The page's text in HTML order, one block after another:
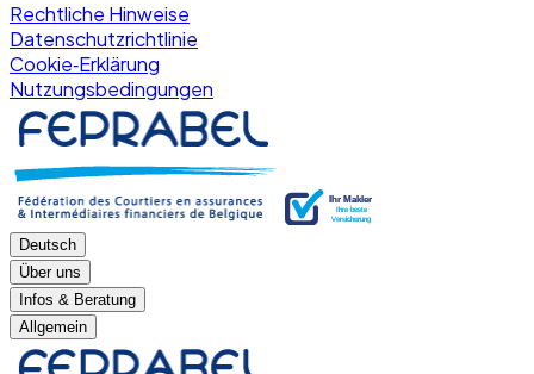
Rechtliche Hinweise
Datenschutzrichtlinie
Cookie‑Erklärung
Nutzungsbedingungen
Deutsch
Über uns
Infos & Beratung
Allgemein